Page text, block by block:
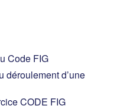
Code FIG
déroulement d’une
CODE FIG